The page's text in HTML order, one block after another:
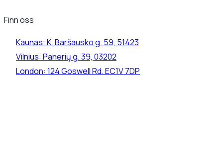
Finn oss
Kaunas: K. Baršausko g. 59, 51423
Vilnius: Panerių g. 39, 03202
London: 124 Goswell Rd. EC1V 7DP